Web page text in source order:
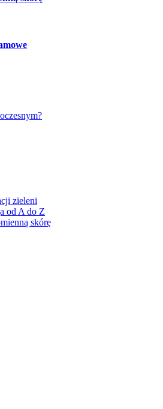
zieleni
od A do Z
skórę